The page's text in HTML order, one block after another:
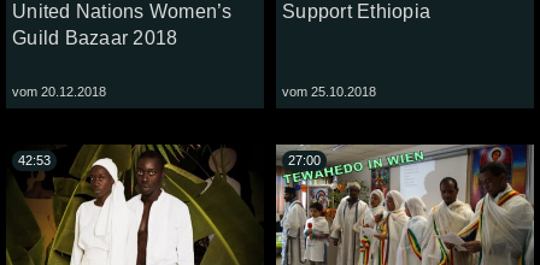
United Nations Women’s
Guild Bazaar 2018
vom 20.12.2018
Support Ethiopia
vom 25.10.2018
42:53 27:00